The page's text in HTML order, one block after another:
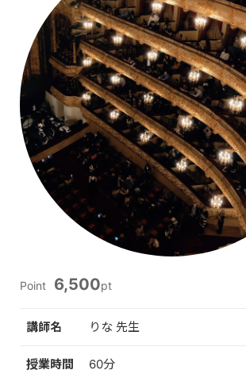
Point 6,500pt
講師名 りな 先生
授業時間 60分